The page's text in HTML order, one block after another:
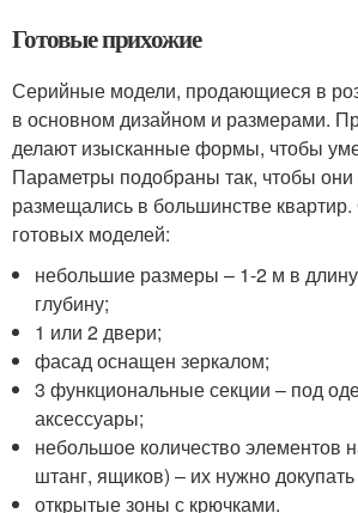
Готовые прихожие
Серийные модели, продающиеся в
в основном дизайном и размерами.
делают изысканные формы, чтобы
Параметры подобраны так, чтобы
размещались в большинстве
готовых моделей:
небольшие размеры – 1-2 м в
глубину;
1 или 2 двери;
фасад оснащен зеркалом;
3 функциональные секции – под
аксессуары;
небольшое количество элементов
штанг, ящиков) – их нужно докупать
открытые зоны с крючками.